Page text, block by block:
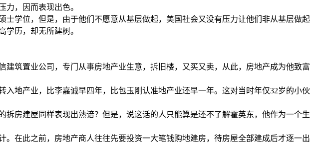
力，因而表现出色。
学位，但是，由于他们不愿意从基层做起，美国社会又没有压力让他们非从基层做起
学历，却无所建树。
筑置业公司，专门从事房地产业生意，拆旧楼，又买又卖，从此，房地产成为他致富
地产业，比李嘉诚早四年，比包玉刚认准地产业还早一年。这对当时年仅32岁的小伙
房建屋同样表现出熟谙？但是，说这话的人只能算是还不了解霍英东，他作为一个生
在此之前，房地产商人往往先要投资一大笔钱购地建房，待房屋全部建成后才逐一出